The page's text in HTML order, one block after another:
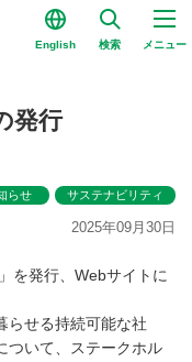
English 検索 メニュー
発行
らせ サステナビリティ
2025年09月30日
を発行、Webサイトに
らせる持続可能な社
ついて、ステークホル